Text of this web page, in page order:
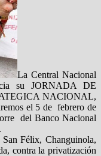
La Central Nacional
su JORNADA DE
NACIONAL,
el 5 de febrero de
del Banco Nacional
Félix, Changuinola,
contra la privatización